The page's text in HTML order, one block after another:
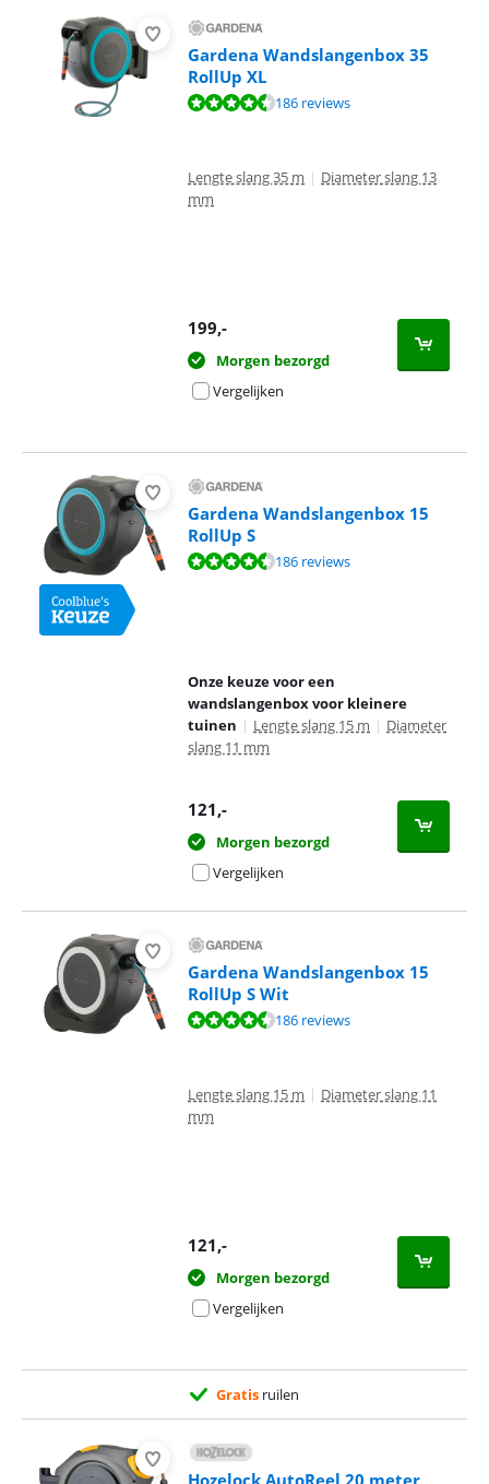
Gardena Wandslangenbox 35
RollUp XL
Beoordeling is 9,1 van de 10, gebaseerd op 186 reviews.
186 reviews
Lengte slang 35 m | Diameter slang 13
mm
199,-
Morgen bezorgd
Vergelijken
Gardena Wandslangenbox 15
RollUp S
Beoordeling is 9,1 van de 10, gebaseerd op 186 reviews.
186 reviews
Onze keuze voor een
wandslangenbox voor kleinere
tuinen | Lengte slang 15 m | Diameter
slang 11 mm
121,-
Morgen bezorgd
Vergelijken
Gardena Wandslangenbox 15
RollUp S Wit
Beoordeling is 9,1 van de 10, gebaseerd op 186 reviews.
186 reviews
Lengte slang 15 m | Diameter slang 11
mm
121,-
Morgen bezorgd
Vergelijken
Gratis ruilen
Hozelock AutoReel 20 meter